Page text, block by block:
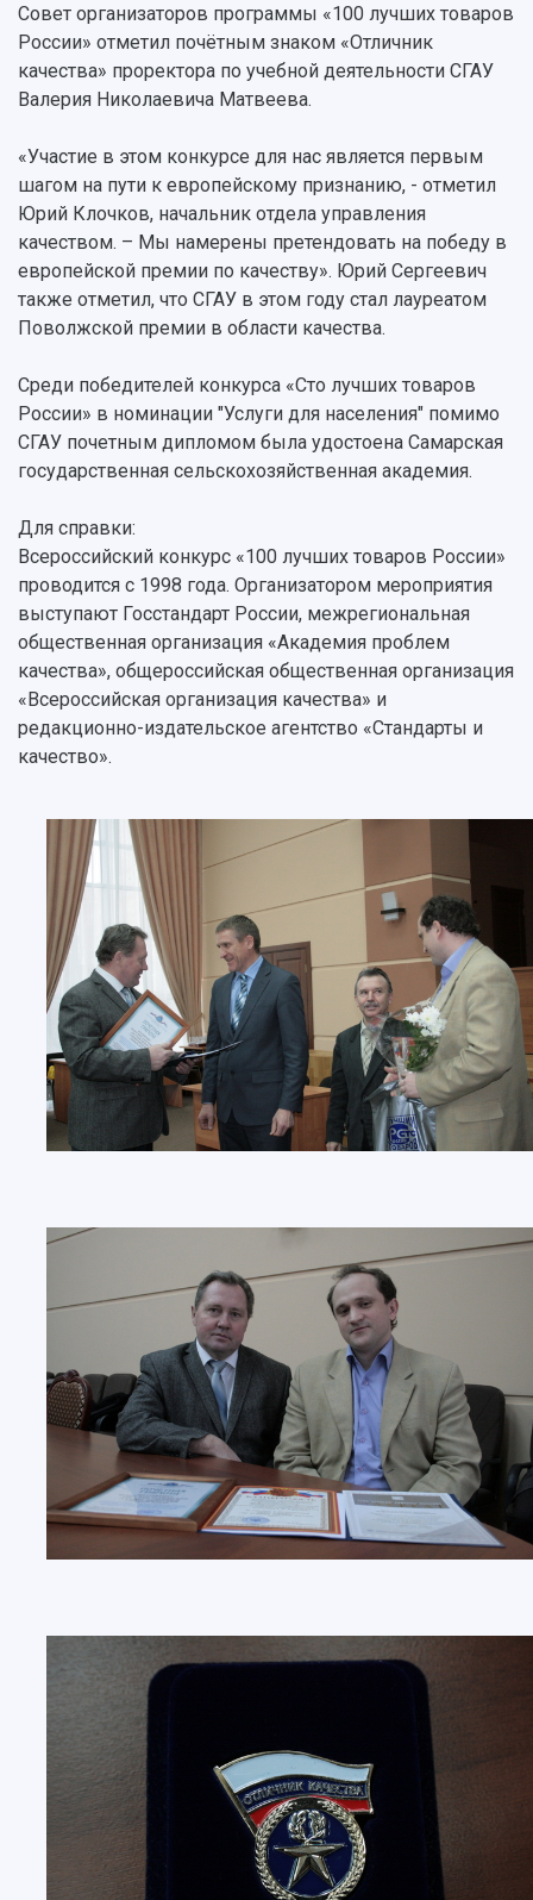
Структура университета
Институты и факультеты
Кафедры
Научные подразделения
Общественные организации
Институт искусственного интеллекта
Инжиниринговый центр
Аграрный карбоновый полигон
Архив
Фирменный стиль
Устойчивое развитие
Кампус
3D-тур по университету
Учебный аэродром
Центр истории авиационных двигателей
Ботанический сад
Умный дом бабочек
Международный межвузовский кампус
Сведения об образовательной организации
Официальные документы
Просветительский проект "Одержимы
Стипендии
Тестирование иностранных граждан на
знание русского языка, истории России и
основ законодательства РФ
Платные образовательные услуги
Скидки на обучение
Подготовительные курсы
Библиотека
Противодействие COVID-19
Структурная схема управления научно-
исследовательской деятельностью
Материальная база
Подразделения научного обслуживания
Результаты научно-исследовательской
деятельности
Научно-технические разработки
Конкурсы научных проектов и грантов
Областной конкурс "Молодой учёный"
Отчеты о научно-исследовательской
Журналы Самарского университета
Научные конференции
Патенты
Публикации и издания
Совет организаторов программы «100 лучших товаров
России» отметил почётным знаком «Отличник
качества» проректора по учебной деятельности СГАУ
Валерия Николаевича Матвеева.
«Участие в этом конкурсе для нас является первым
шагом на пути к европейскому признанию, - отметил
Юрий Клочков, начальник отдела управления
качеством. – Мы намерены претендовать на победу в
европейской премии по качеству». Юрий Сергеевич
также отметил, что СГАУ в этом году стал лауреатом
Поволжской премии в области качества.
Среди победителей конкурса «Сто лучших товаров
России» в номинации "Услуги для населения" помимо
СГАУ почетным дипломом была удостоена Самарская
государственная сельскохозяйственная академия.
Для справки:
Всероссийский конкурс «100 лучших товаров России»
проводится с 1998 года. Организатором мероприятия
выступают Госстандарт России, межрегиональная
общественная организация «Академия проблем
качества», общероссийская общественная организация
«Всероссийская организация качества» и
редакционно-издательское агентство «Стандарты и
качество».